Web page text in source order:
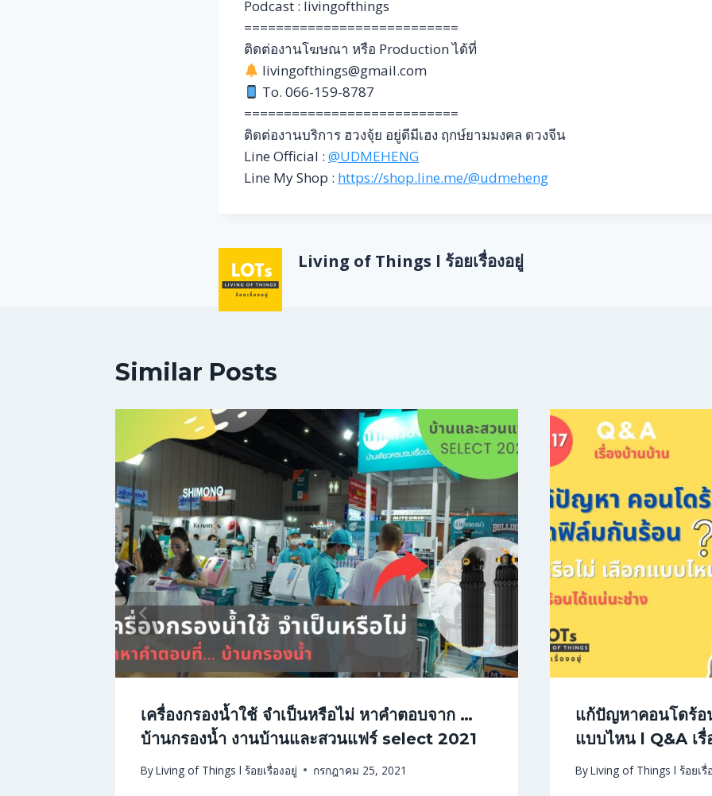
Podcast : livingofthings
===========================
ติดต่องานโฆษณา หรือ Production ได้ที่
livingofthings@gmail.com
To. 066-159-8787
===========================
ติดต่องานบริการ ฮวงจุ้ย อยู่ดีมีเฮง ฤกษ์ยามมงคล ดวงจีน
Line Official : @UDMEHENG
Line My Shop : https://shop.line.me/@udmeheng
Living of Things l ร้อยเรื่องอยู่
Similar Posts
เครื่องกรองน้ำใช้ จำเป็นหรือไม่ หาคำตอบจาก …
บ้านกรองน้ำ งานบ้านและสวนแฟร์ select 2021
ByLiving of Things l ร้อยเรื่องอยู่ กรกฎาคม 25, 2021
แก้ปัญหาคอนโดร้อ
แบบไหน l Q&A เ
ByLiving of Things l ร้อยเรื่